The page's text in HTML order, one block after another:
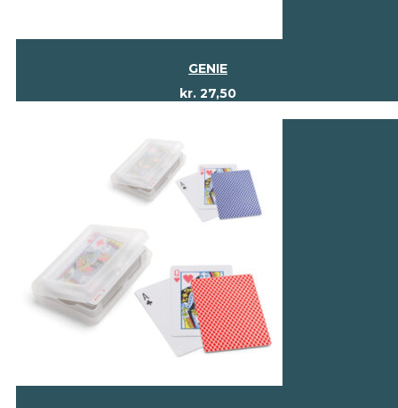
GENIE
kr. 27,50